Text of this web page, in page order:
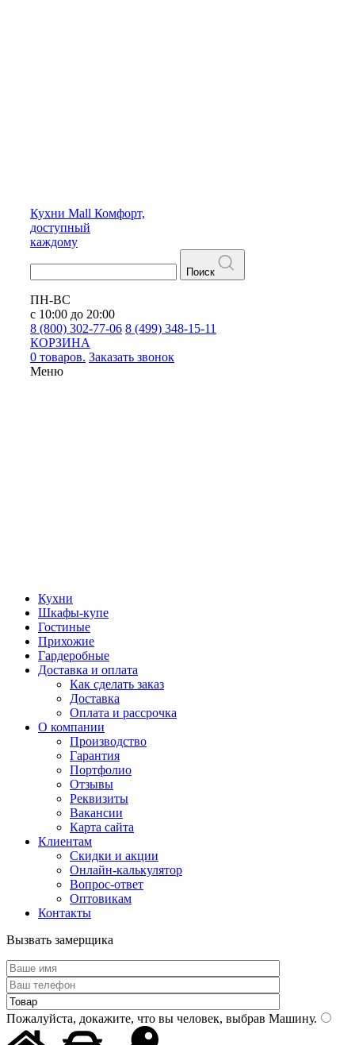
Кухни Mall Комфорт,
доступный
каждому
Поиск
ПН-ВС
с 10:00 до 20:00
8 (800) 302-77-06 8 (499) 348-15-11
КОРЗИНА
0 товаров. Заказать звонок
Меню
Кухни
Шкафы-купе
Гостиные
Прихожие
Гардеробные
Доставка и оплата
Как сделать заказ
Доставка
Оплата и рассрочка
О компании
Производство
Гарантия
Портфолио
Отзывы
Реквизиты
Вакансии
Карта сайта
Клиентам
Скидки и акции
Онлайн-калькулятор
Вопрос-ответ
Оптовикам
Контакты
Вызвать замерщика
Пожалуйста, докажите, что вы человек, выбрав Машину.